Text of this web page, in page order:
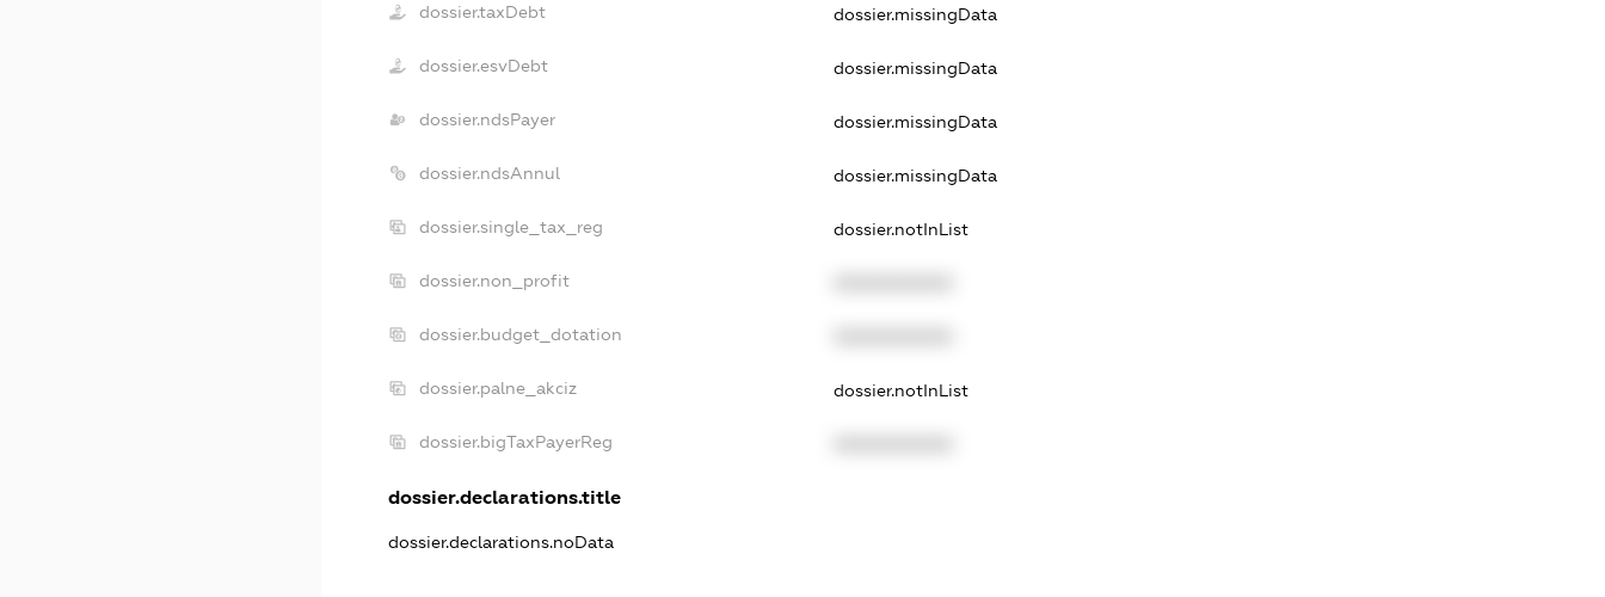
dossier.taxDebt dossier.missingData
dossier.esvDebt dossier.missingData
dossier.ndsPayer dossier.missingData
dossier.ndsAnnul dossier.missingData
dossier.single_tax_reg dossier.notInList
dossier.non_profit
dossier.budget_dotation
dossier.palne_akciz dossier.notInList
dossier.bigTaxPayerReg
dossier.declarations.title
dossier.declarations.noData